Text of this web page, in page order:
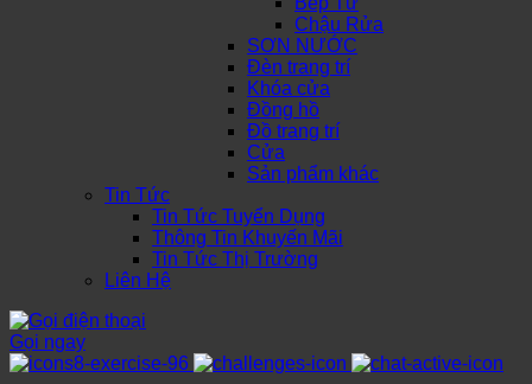
Chậu Rửa
SƠN NƯỚC
Đèn trang trí
Khóa cửa
Đồng hồ
Đồ trang trí
Cửa
Sản phẩm khác
Tin Tức
Tin Tức Tuyển Dụng
Thông Tin Khuyến Mãi
Tin Tức Thị Trường
Liên Hệ
Gọi ngay